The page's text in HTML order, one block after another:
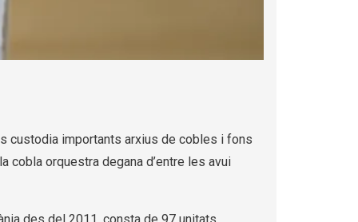
custodia importants arxius de cobles i fons
cobla orquestra degana d’entre les avui